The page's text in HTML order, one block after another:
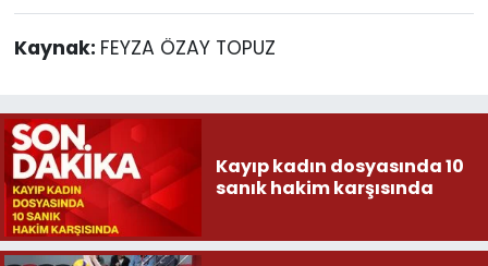
Kaynak: FEYZA ÖZAY TOPUZ
Kayıp kadın dosyasında 10
sanık hakim karşısında